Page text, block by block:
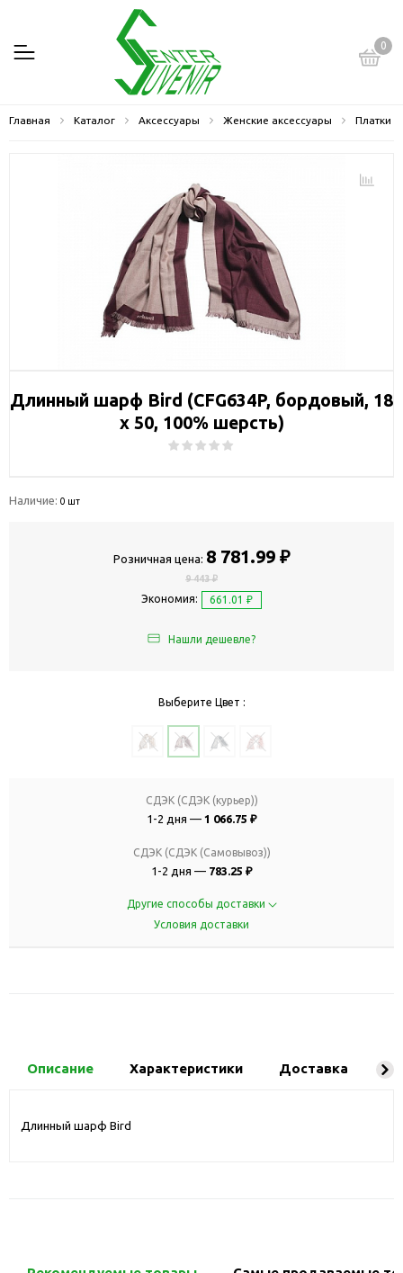
0
Главная Каталог Аксессуары Женские аксессуары Платки
Длинный шарф Bird (CFG634P, бордовый, 18
х 50, 100% шерсть)
Наличие: 0 шт
Розничная цена: 8 781.99 ₽
9 443 ₽
Экономия: 661.01 ₽
Нашли дешевле?
Выберите Цвет :
СДЭК (СДЭК (курьер))
1-2 дня — 1 066.75 ₽
СДЭК (СДЭК (Самовывоз))
1-2 дня — 783.25 ₽
Другие способы доставки
Условия доставки
Описание Характеристики Доставка
Длинный шарф Bird